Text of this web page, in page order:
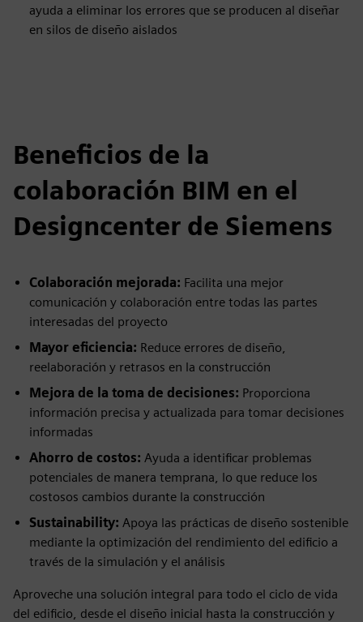
ayuda a eliminar los errores que se producen al diseñar
en silos de diseño aislados
Beneficios de la
colaboración BIM en el
Designcenter de Siemens
Colaboración mejorada: Facilita una mejor
comunicación y colaboración entre todas las partes
interesadas del proyecto
Mayor eficiencia: Reduce errores de diseño,
reelaboración y retrasos en la construcción
Mejora de la toma de decisiones: Proporciona
información precisa y actualizada para tomar decisiones
informadas
Ahorro de costos: Ayuda a identificar problemas
potenciales de manera temprana, lo que reduce los
costosos cambios durante la construcción
Sustainability: Apoya las prácticas de diseño sostenible
mediante la optimización del rendimiento del edificio a
través de la simulación y el análisis
Aproveche una solución integral para todo el ciclo de vida
del edificio, desde el diseño inicial hasta la construcción y